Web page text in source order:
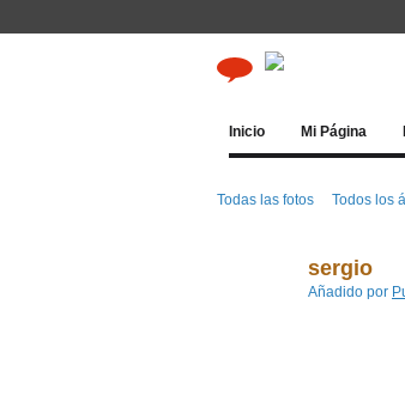
Inicio Mi Página
Todas las fotos Todos los
sergio
Añadido por